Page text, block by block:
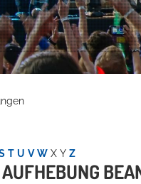
T U V W X Y Z